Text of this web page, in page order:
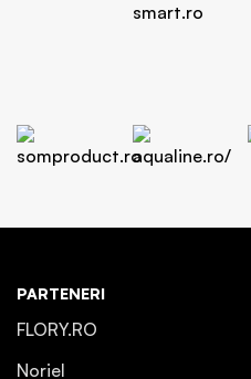
PARTENERI
FLORY.RO
Noriel